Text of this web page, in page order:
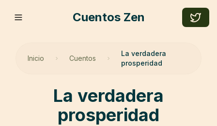
Cuentos Zen
Inicio Cuentos
La verdadera
prosperidad
la verdadera
prosperidad